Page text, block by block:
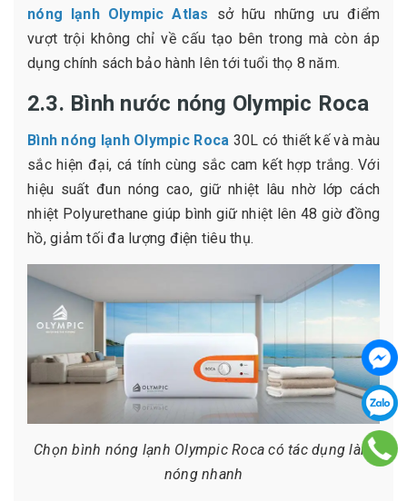
nóng lạnh Olympic Atlas sở hữu những ưu điểm
vượt trội không chỉ về cấu tạo bên trong mà còn áp
dụng chính sách bảo hành lên tới tuổi thọ 8 năm.
2.3. Bình nước nóng Olympic Roca
Bình nóng lạnh Olympic Roca 30L có thiết kế và màu
sắc hiện đại, cá tính cùng sắc cam kết hợp trắng. Với
hiệu suất đun nóng cao, giữ nhiệt lâu nhờ lớp cách
nhiệt Polyurethane giúp bình giữ nhiệt lên 48 giờ đồng
hồ, giảm tối đa lượng điện tiêu thụ.
Chọn bình nóng lạnh Olympic Roca có tác dụng làm
nóng nhanh